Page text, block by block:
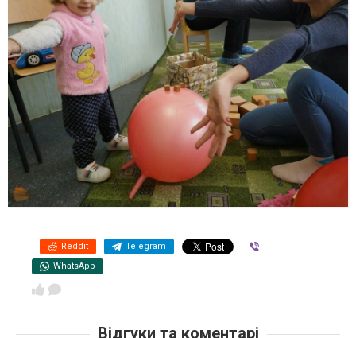
Reddit Telegram
WhatsApp
Відгуки та коментарі